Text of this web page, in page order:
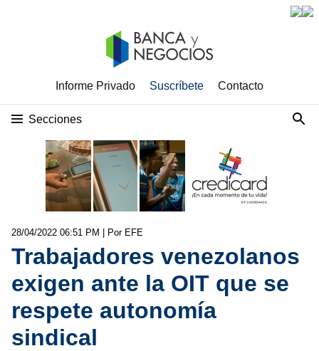
Informe Privado Suscríbete Contacto
Secciones
28/04/2022 06:51 PM | Por EFE
Trabajadores venezolanos
exigen ante la OIT que se
respete autonomía
sindical